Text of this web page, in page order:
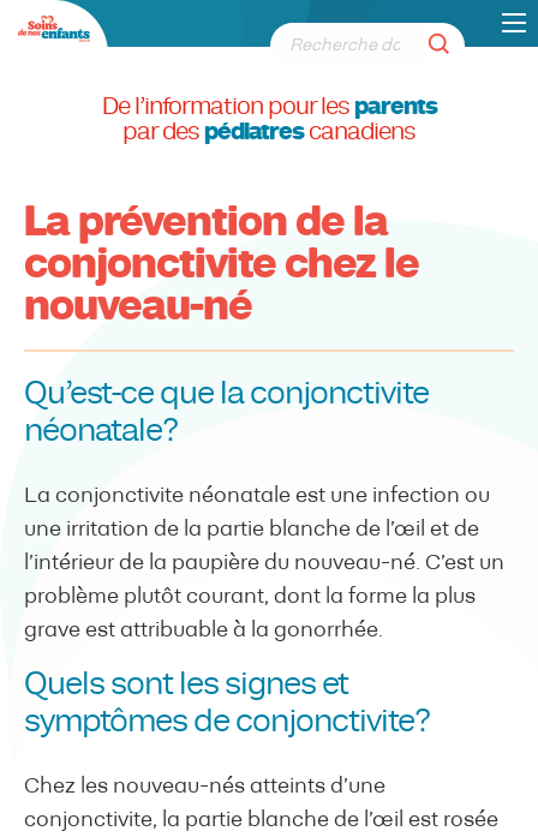
De l’information pour les parents
par des pédiatrescanadiens
La prévention de la
conjonctivite chez le
nouveau-né
Qu’est-ce que la conjonctivite
néonatale?
La conjonctivite néonatale est une infection ou
une irritation de la partie blanche de l’œil et de
l’intérieur de la paupière du nouveau-né. C’est un
problème plutôt courant, dont la forme la plus
grave est attribuable à la gonorrhée.
Quels sont les signes et
symptômes de conjonctivite?
Chez les nouveau-nés atteints d’une
conjonctivite, la partie blanche de l’œil est rosée